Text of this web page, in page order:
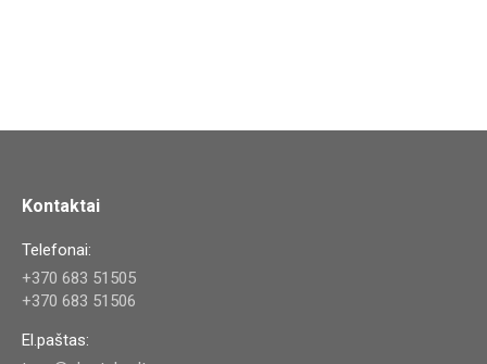
Kontaktai
Telefonai:
+370 683 51505
+370 683 51506
El.paštas: